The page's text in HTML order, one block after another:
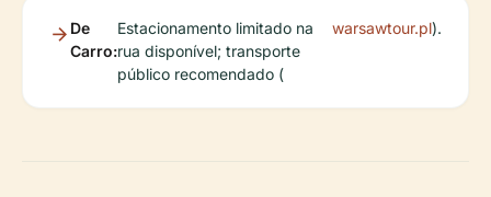
De
Carro:
Estacionamento limitado na
rua disponível; transporte
público recomendado (
warsawtour.pl).